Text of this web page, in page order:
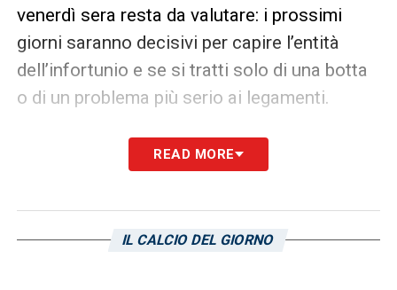
venerdì sera resta da valutare: i prossimi
giorni saranno decisivi per capire l’entità
dell’infortunio e se si tratti solo di una botta
o di un problema più serio ai legamenti.
LA PLAYLIST DELLE NOSTRE TOP NEWS
READ MORE
IL CALCIO DEL GIORNO